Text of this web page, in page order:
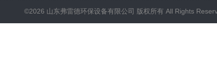
©2026 山东弗雷德环保设备有限公司 版权所有 All Rights